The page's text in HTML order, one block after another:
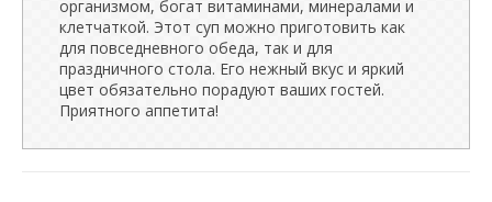
организмом, богат витаминами, минералами и
клетчаткой. Этот суп можно приготовить как
для повседневного обеда, так и для
праздничного стола. Его нежный вкус и яркий
цвет обязательно порадуют ваших гостей.
Приятного аппетита!